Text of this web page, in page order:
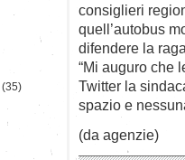
consiglieri
quell’autobus
difendere la
“Mi auguro che
Twitter la
spazio e
(da agenzie)
(35)